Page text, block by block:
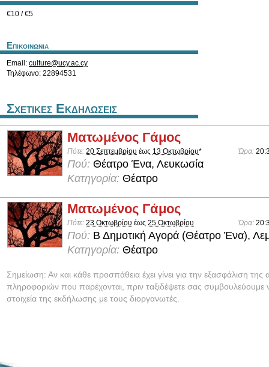
€10 / €5
Επικοινωνια
Email: culture@ucy.ac.cy
Τηλέφωνο: 22894531
Σχετικες Εκδηλωσεις
Ματωμένος Γάμος
Πότε: 20 Σεπτεμβρίου έως 13 Οκτωβρίου* Ώρα:
Πού: Θέατρο Ένα, Λευκωσία
Κατηγορία: Θέατρο
Ματωμένος Γάμος
Πότε: 23 Οκτωβρίου έως 25 Οκτωβρίου Ώρα:
Πού: Β Δημοτική Αγορά (Θέατρο Ένα),
Κατηγορία: Θέατρο
Σημείωση: Αν και κάθε προσπάθεια έχει γίνει για την εξασφάλιση της
πληροφοριών που παρέχονται, πριν ταξιδέψετε σας συμβουλεύουμε
στοιχεία της εκδήλωσης με τους διοργανωτές.